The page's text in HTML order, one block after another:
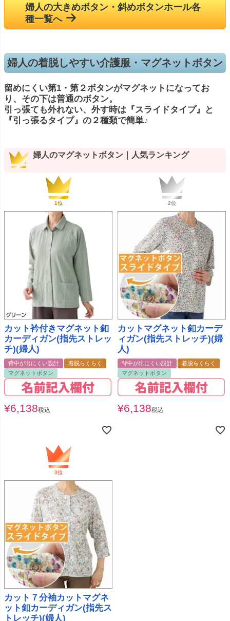
婦人の大きめボタン・斜めボタンホール各
種一覧へ
婦人の着脱しやすい介護服・マグネットボタン
留めにくい第1・第２ボタンがマグネットになってお
り、その下は普通のボタン。
引っ張ても外れない、外す時は『スライドタイプ』と
『引っ張るタイプ』の２種類で簡単♪
婦人のマグネットボタン｜人気ランキング
カット衿付きマグネット釦
カーディガン(指先ストレッ
チ)(婦人)
背中が出にくい設計
着脱らくらく
マグネットボタン
¥6,138税込
カットマグネット釦カーデ
ィガン(指先ストレッチ)(婦
人)
背中が出にくい設計
着脱らくらく
マグネットボタン
¥6,138税込
カット７分袖カットマグネ
ット釦カーディガン(指先ス
トレッチ)(婦人)